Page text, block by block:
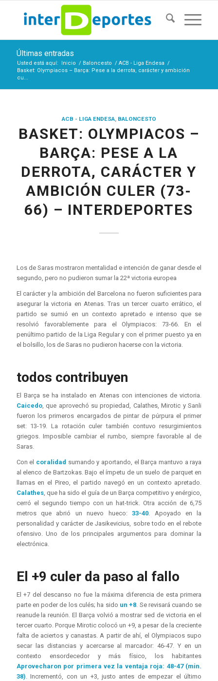
Últimas entradas
Usted está aquí: Inicio / Baloncesto / ACB - Liga Endesa /
Basket: Olympiacos – Barça: Pese a la derrota, carácter y ambición
cu...
ACB - LIGA ENDESA, BALONCESTO
BASKET: OLYMPIACOS –
BARÇA: PESE A LA
DERROTA, CARÁCTER Y
AMBICIÓN CULER (73-
66) – INTERDEPORTES
Los de Saras mostraron mentalidad e intención de ganar desde el
segundo, pero no pudieron sumar la 22ª victoria europea
El carácter y la ambición del Barcelona no fueron suficientes para
asegurar la victoria en Atenas. Tras un tercer cuarto errático, el
partido se sumió en un contexto apretado e intenso que se
resolvió favorablemente para el Olympiacos: 73-66. En el
penúltimo partido de la Liga Regular y con el primer puesto ya en
el bolsillo, los de Saras no pudieron hacerse con la victoria.
todos contribuyen
El Barça se ha instalado en Atenas con intenciones de victoria.
Caicedo, que aprovechó su propiedad, Calathes, Mirotic y Sanli
fueron los primeros encargados de pintar de púrpura el primer
set: 13-19. La rotación culer también contuvo resurgimientos
griegos. Imposible cambiar el rumbo, siempre favorable al de
Saras.
Con el coralidad sumando y aportando, el Barça mantuvo a raya
al elenco de Bartzokas. Bajo el ímpetu de un suelo de parquet en
llamas en el Pireo, el partido navegó en un contexto apretado.
Calathes, que ha sido el guía de un Barça competitivo y enérgico,
cerró el segundo tiempo con un hat-trick. Otra acción de 6,75
metros que abrió un nuevo hueco:33-40. Apoyado en la
personalidad y carácter de Jasikevicius, sobre todo en el rebote
ofensivo. Uno de los principales argumentos para dominar la
electrónica.
El +9 culer da paso al fallo
El +7 del descanso no fue la máxima diferencia de esta primera
parte en poder de los culés; ha sido un +8. Se revisará cuando se
reanude la reunión. El Barça volvió a mostrar sed de victoria en el
tercer cuarto. Porque Mirotic colocó un +9, a pesar de la creciente
falta de aciertos y canastas. A partir de ahí, el Olympiacos supo
secar las distancias y acercarse al marcador: 46-47. Y en un
contexto ensordecedor y más físico, los habitantes
Aprovecharon por primera vez la ventaja roja: 48-47 (min.
38). Incrementó, con un +3, justo antes de empezar el último